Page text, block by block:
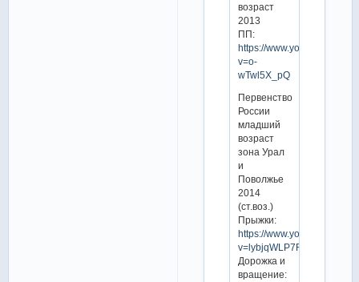
возраст
2013
ПП:
https://www.youtube.com/
v=o-
wTwl5X_pQ
Первенство
России
младший
возраст
зона Урал
и
Поволжье
2014
(ст.воз.)
Прыжки:
https://www.youtube.com/
v=lybjqWLP7R8
Дорожка и
вращение: